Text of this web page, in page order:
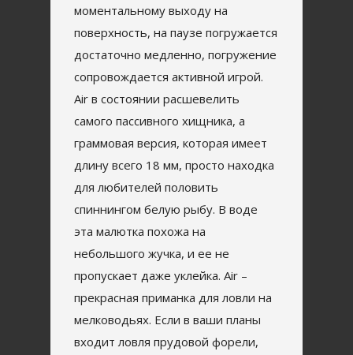
моментальному выходу на
поверхность, на паузе погружается
достаточно медленно, погружение
сопровождается активной игрой.
Air в состоянии расшевелить
самого пассивного хищника, а
граммовая версия, которая имеет
длину всего 18 мм, просто находка
для любителей половить
спиннингом белую рыбу. В воде
эта малютка похожа на
небольшого жучка, и ее не
пропускает даже уклейка. Air –
прекрасная приманка для ловли на
мелководьях. Если в ваши планы
входит ловля прудовой форели,